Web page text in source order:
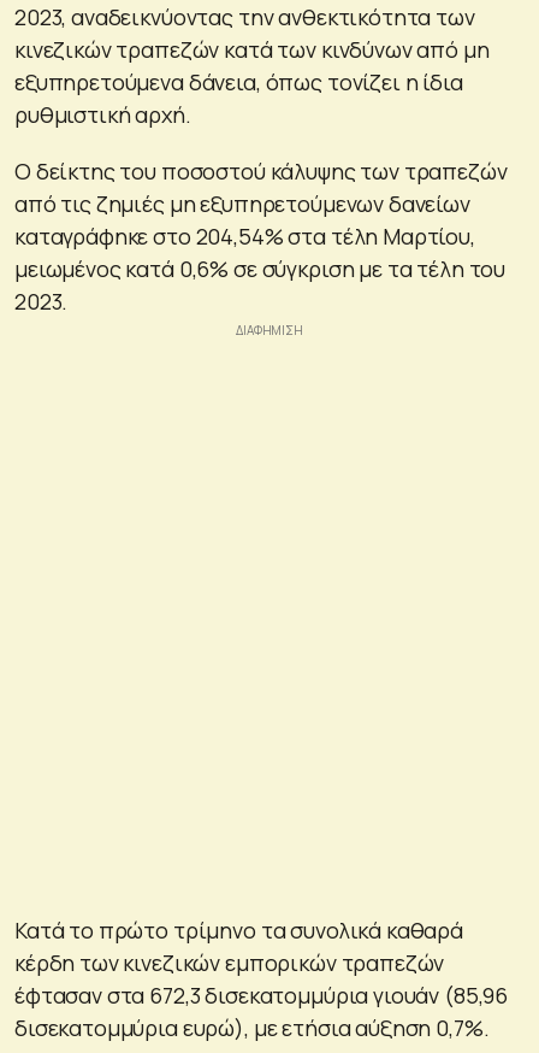
2023, αναδεικνύοντας την ανθεκτικότητα των
κινεζικών τραπεζών κατά των κινδύνων από μη
εξυπηρετούμενα δάνεια, όπως τονίζει η ίδια
ρυθμιστική αρχή.
Ο δείκτης του ποσοστού κάλυψης των τραπεζών
από τις ζημιές μη εξυπηρετούμενων δανείων
καταγράφηκε στο 204,54% στα τέλη Μαρτίου,
μειωμένος κατά 0,6% σε σύγκριση με τα τέλη του
2023.
Κατά το πρώτο τρίμηνο τα συνολικά καθαρά
κέρδη των κινεζικών εμπορικών τραπεζών
έφτασαν στα 672,3 δισεκατομμύρια γιουάν (85,96
δισεκατομμύρια ευρώ), με ετήσια αύξηση 0,7%.